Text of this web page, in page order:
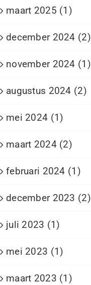
maart 2025 (1)
december 2024 (2)
november 2024 (1)
augustus 2024 (2)
mei 2024 (1)
maart 2024 (2)
februari 2024 (1)
december 2023 (2)
juli 2023 (1)
mei 2023 (1)
maart 2023 (1)